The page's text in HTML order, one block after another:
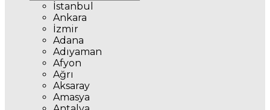
İstanbul
Ankara
İzmir
Adana
Adıyaman
Afyon
Ağrı
Aksaray
Amasya